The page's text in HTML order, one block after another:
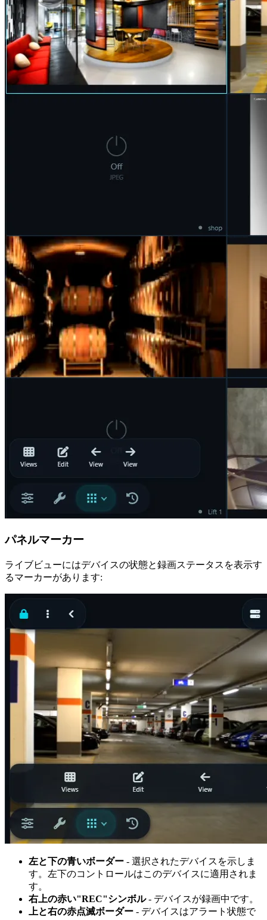
パネルマーカー
ライブビューにはデバイスの状態と録画ステータスを表示す
るマーカーがあります:
左と下の青いボーダー - 選択されたデバイスを示しま
す。左下のコントロールはこのデバイスに適用されま
す。
右上の赤い"REC"シンボル- デバイスが録画中です。
上と右の赤点滅ボーダー - デバイスはアラート状態で